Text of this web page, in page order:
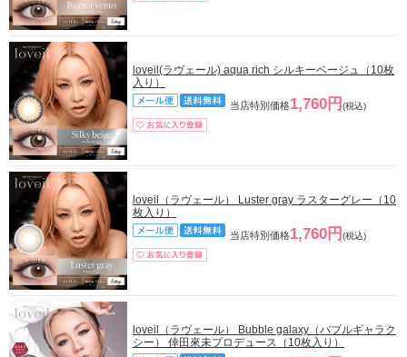
loveil(ラヴェール) aqua rich シルキーベージュ（10枚
入り）
当店特別価格1,760円 (税込)
loveil（ラヴェール） Luster gray ラスターグレー（10
枚入り）
当店特別価格1,760円 (税込)
loveil（ラヴェール） Bubble galaxy（バブルギャラク
シー） 倖田來未プロデュース（10枚入り）